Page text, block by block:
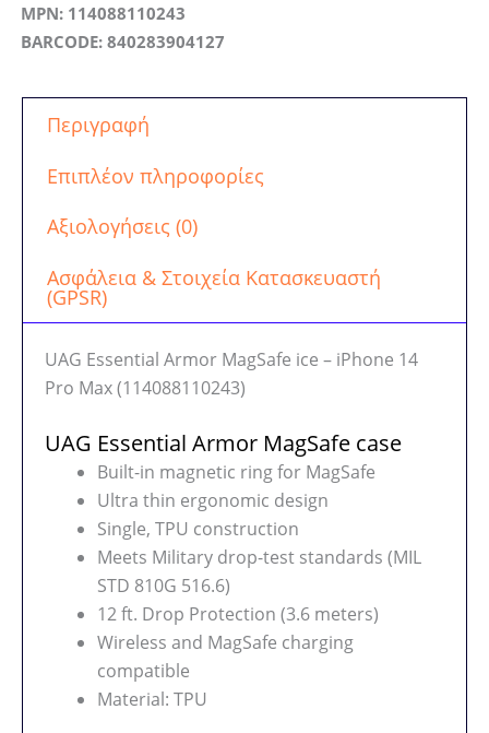
MPN: 114088110243
BARCODE: 840283904127
Περιγραφή
Επιπλέον πληροφορίες
Αξιολογήσεις (0)
Ασφάλεια & Στοιχεία Κατασκευαστή
(GPSR)
UAG Essential Armor MagSafe ice – iPhone 14
Pro Max (114088110243)
UAG Essential Armor MagSafe case
Built-in magnetic ring for MagSafe
Ultra thin ergonomic design
Single, TPU construction
Meets Military drop-test standards (MIL
STD 810G 516.6)
12 ft. Drop Protection (3.6 meters)
Wireless and MagSafe charging
compatible
Material: TPU